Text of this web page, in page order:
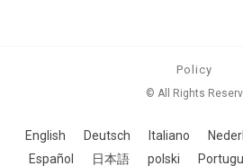
Policy
© All Rights
English Deutsch Italiano
Español
日本語 polski